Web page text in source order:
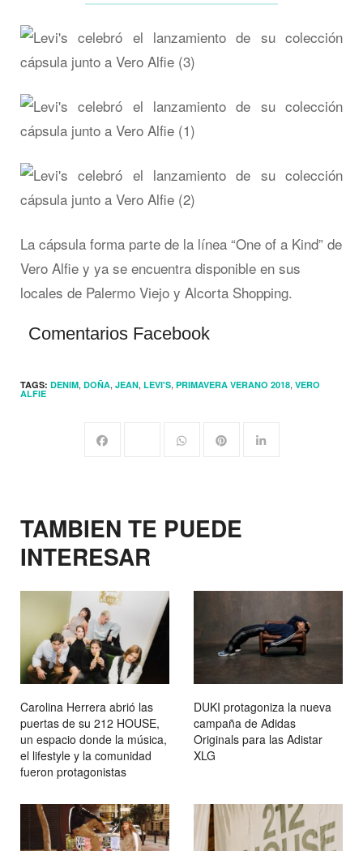
La cápsula forma parte de la línea “One of a Kind” de
Vero Alfie y ya se encuentra disponible en sus
locales de Palermo Viejo y Alcorta Shopping.
Comentarios Facebook
TAGS: DENIM, DOÑA, JEAN, LEVI'S, PRIMAVERA VERANO 2018, VERO
ALFIE
TAMBIEN TE PUEDE
INTERESAR
Carolina Herrera abrió las
puertas de su 212 HOUSE,
un espacio donde la música,
el lifestyle y la comunidad
fueron protagonistas
DUKI protagoniza la nueva
campaña de Adidas
Originals para las Adistar
XLG